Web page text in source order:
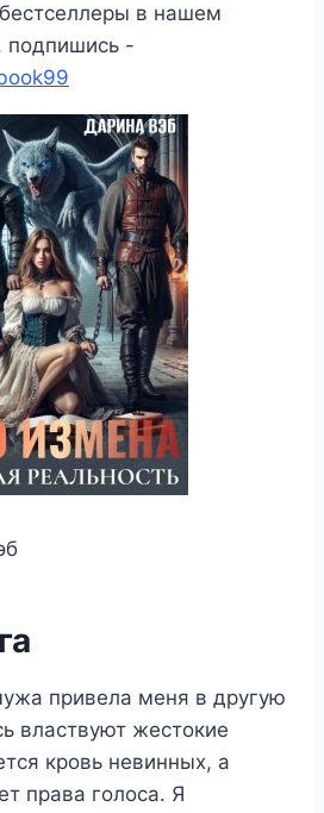
в нашем
подпишись -
привела меня в другую
властвуют жестокие
кровь невинных, а
права голоса. Я